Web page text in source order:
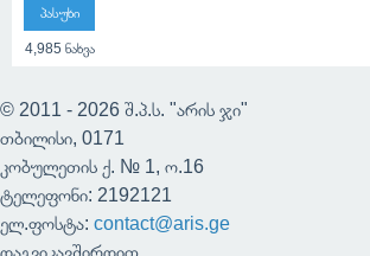
პასუხი
4,985 ნახვა
© 2011 - 2026 შ.პ.ს. "არის ჯი"
თბილისი, 0171
კობულეთის ქ. № 1, ო.16
ტელეფონი: 2192121
ელ.ფოსტა: contact@aris.ge
დაგვიკავშირდით